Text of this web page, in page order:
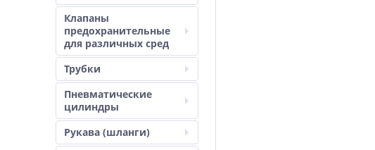
Клапаны
предохранительные
для различных сред
Трубки
Пневматические
цилиндры
Рукава (шланги)